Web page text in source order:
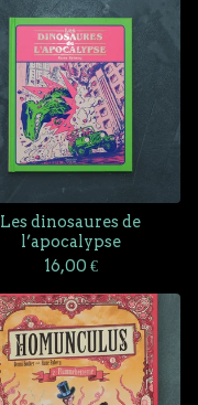
Les dinosaures de
l’apocalypse
16,00 €